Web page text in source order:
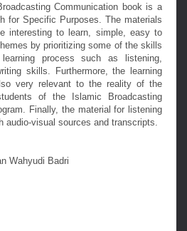
Communication book is a
for Specific Purposes. The materials
interesting to learn, simple, easy to
by prioritizing some of the skills
process such as listening,
skills. Furthermore, the learning
very relevant to the reality of the
of the Islamic Broadcasting
Finally, the material for listening
audio-visual sources and transcripts.
Wahyudi Badri